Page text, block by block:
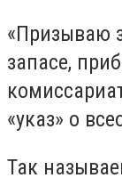
«Призываю
запасе,
«указ» о
Так